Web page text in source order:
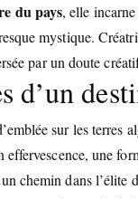
du pays, elle
mystique.
par un doute
sur les
effervescence, une
chemin dans